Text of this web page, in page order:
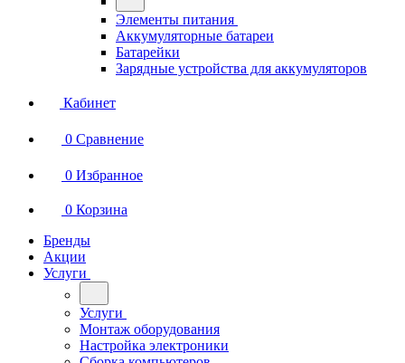
Элементы питания
Аккумуляторные батареи
Батарейки
Зарядные устройства для аккумуляторов
Кабинет
0 Сравнение
0 Избранное
0 Корзина
Бренды
Акции
Услуги
Услуги
Монтаж оборудования
Настройка электроники